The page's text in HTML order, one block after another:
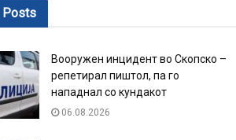
Posts
Вооружен инцидент во Скопско –
репетирал пиштол, па го
нападнал со кундакот
06.08.2026